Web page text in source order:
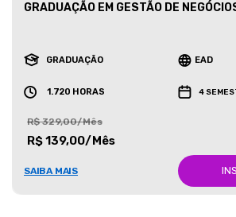
GRADUAÇÃO EM GESTÃO DE
GRADUAÇÃO EAD
1.720 HORAS 4
R$ 329,00/Mês
R$ 139,00/Mês
SAIBA MAIS